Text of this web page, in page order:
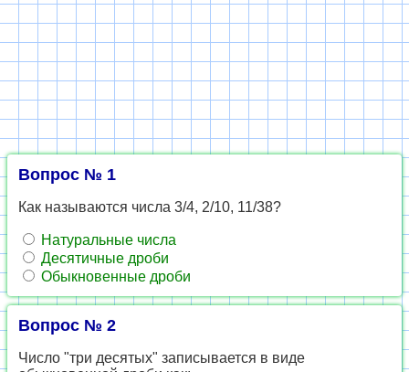
Вопрос № 1
Как называются числа 3/4, 2/10, 11/38?
Натуральные числа
Десятичные дроби
Обыкновенные дроби
Вопрос № 2
Число "три десятых" записывается в виде